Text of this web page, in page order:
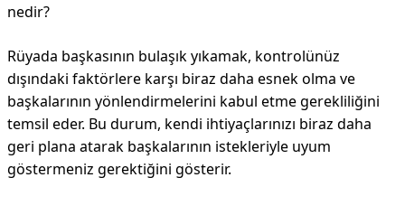
nedir?
Rüyada başkasının bulaşık yıkamak, kontrolünüz
dışındaki faktörlere karşı biraz daha esnek olma ve
başkalarının yönlendirmelerini kabul etme gerekliliğini
temsil eder. Bu durum, kendi ihtiyaçlarınızı biraz daha
geri plana atarak başkalarının istekleriyle uyum
göstermeniz gerektiğini gösterir.